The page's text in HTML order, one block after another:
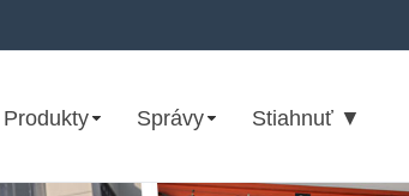
Produkty Správy Stiahnuť ▼